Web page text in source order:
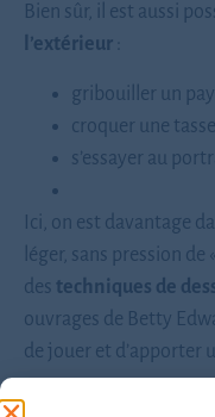
Bien sûr, il est aussi
l’extérieur
gribouiller un
croquer une
s’essayer au
Ici, on est davantage
léger, sans pression de
des techniques de
ouvrages de Betty
de jouer et d’apporter